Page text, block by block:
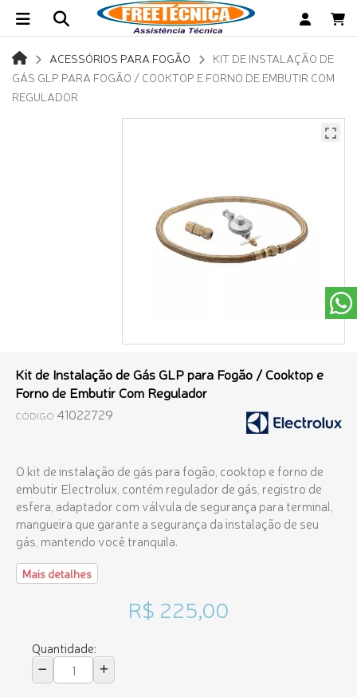
ACESSÓRIOS PARA FOGÃO
KIT DE INSTALAÇÃO DE
GÁS GLP PARA FOGÃO / COOKTOP E FORNO DE EMBUTIR COM
REGULADOR
Kit de Instalação de Gás GLP para Fogão / Cooktop e
Forno de Embutir Com Regulador
CÓDIGO 41022729
O kit de instalação de gás para fogão, cooktop e forno de
embutir Electrolux, contém regulador de gás, registro de
esfera, adaptador com válvula de segurança para terminal,
mangueira que garante a segurança da instalação de seu
gás, mantendo você tranquila.
Mais detalhes
R$ 225,00
Quantidade: